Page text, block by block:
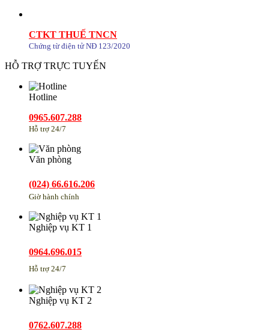
CTKT THUẾ TNCN
Chứng từ điện tử NĐ 123/2020
HỖ TRỢ TRỰC TUYẾN
Hotline
0965.607.288
Hỗ trợ 24/7
Văn phòng
(024) 66.616.206
Giờ hành chính
Nghiệp vụ KT 1
0964.696.015
Hỗ trợ 24/7
Nghiệp vụ KT 2
0762.607.288